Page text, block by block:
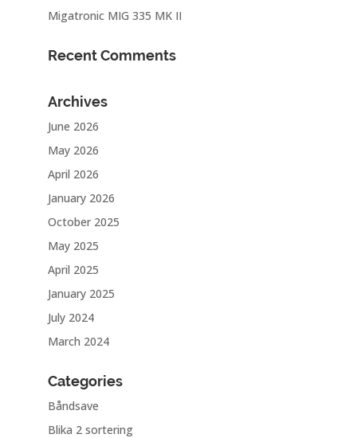
Migatronic MIG 335 MK II
Recent Comments
Archives
June 2026
May 2026
April 2026
January 2026
October 2025
May 2025
April 2025
January 2025
July 2024
March 2024
Categories
Båndsave
Blika 2 sortering